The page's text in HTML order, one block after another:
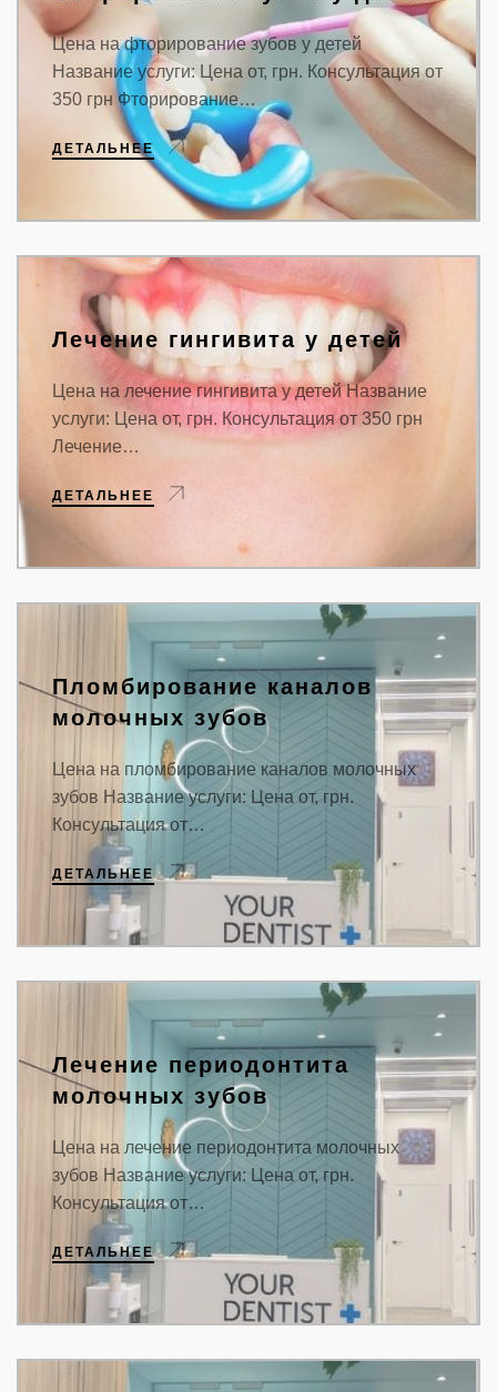
Цена на фторирование зубов у детей
Название услуги: Цена от, грн. Консультация от
350 грн Фторирование…
ДЕТАЛЬНЕЕ
Лечение гингивита у детей
Цена на лечение гингивита у детей Название
услуги: Цена от, грн. Консультация от 350 грн
Лечение…
ДЕТАЛЬНЕЕ
Пломбирование каналов
молочных зубов
Цена на пломбирование каналов молочных
зубов Название услуги: Цена от, грн.
Консультация от…
ДЕТАЛЬНЕЕ
Лечение периодонтита
молочных зубов
Цена на лечение периодонтита молочных
зубов Название услуги: Цена от, грн.
Консультация от…
ДЕТАЛЬНЕЕ